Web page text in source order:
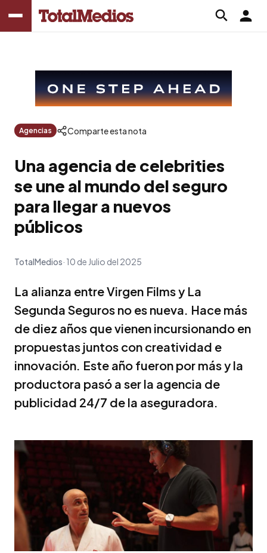
Agencias Comparte esta nota
Una agencia de celebrities
se une al mundo del seguro
para llegar a nuevos
públicos
TotalMedios 10 de Julio del 2025
La alianza entre Virgen Films y La
Segunda Seguros no es nueva. Hace más
de diez años que vienen incursionando en
propuestas juntos con creatividad e
innovación. Este año fueron por más y la
productora pasó a ser la agencia de
publicidad 24/7 de la aseguradora.